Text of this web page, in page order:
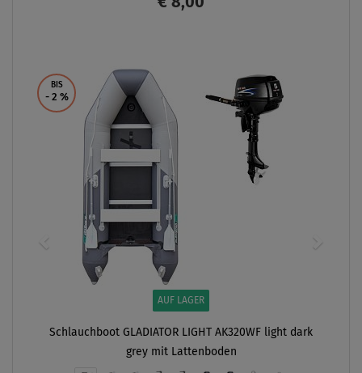
ANZEIGEN
BIS
- 2 %
AUF LAGER
Schlauchboot GLADIATOR LIGHT AK320WF light dark
grey mit Lattenboden